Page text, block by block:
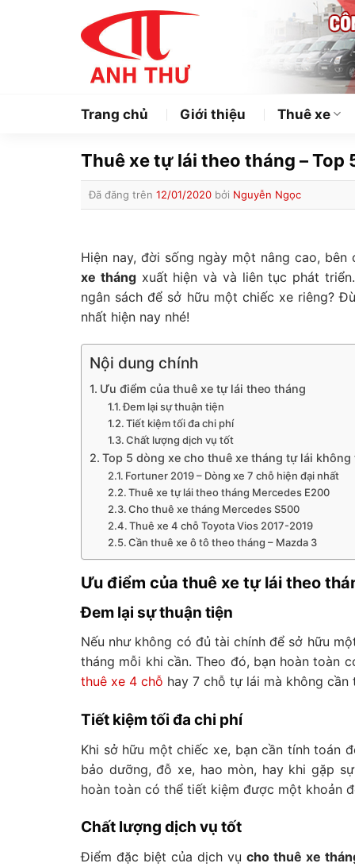
Trang chủ Giới thiệu Thuê xe
Thuê xe tự lái theo tháng – Top
Đã đăng trên 12/01/2020 bởi Nguyễn Ngọc
Hiện nay, đời sống ngày một nâng cao,
xe thángxuất hiện và và liên tục phát
ngân sách để sở hữu một chiếc xe riêng?
nhất hiện nay nhé!
Nội dung chính
Ưu điểm của thuê xe tự lái theo tháng
Đem lại sự thuận tiện
Tiết kiệm tối đa chi phí
Chất lượng dịch vụ tốt
Top 5 dòng xe cho thuê xe tháng tự lái không
Fortuner 2019 – Dòng xe 7 chỗ hiện đại nhất
Thuê xe tự lái theo tháng Mercedes E200
Cho thuê xe tháng Mercedes S500
Thuê xe 4 chỗ Toyota Vios 2017-2019
Cần thuê xe ô tô theo tháng – Mazda 3
Ưu điểm của thuê xe tự lái theo
Đem lại sự thuận tiện
Nếu như không có đủ tài chính để sở hữu
tháng mỗi khi cần. Theo đó, bạn hoàn toàn
thuê xe 4 chỗ hay 7 chỗ tự lái mà không
Tiết kiệm tối đa chi phí
Khi sở hữu một chiếc xe, bạn cần tính toán
bảo dưỡng, đỗ xe, hao mòn, hay khi gặp
hoàn toàn có thể tiết kiệm được một khoản
Chất lượng dịch vụ tốt
Điểm đặc biệt của dịch vụ cho thuê xe